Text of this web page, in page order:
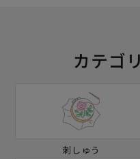
カテゴ
刺しゅう